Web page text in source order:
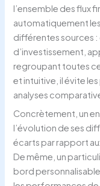
l’ensemble des flux
automatiquement
différentes sources
d’investissement,
regroupant toutes
et intuitive, il évite
analyses
Concrètement, un
l’évolution de ses
écarts par rapport
De même, un
bord